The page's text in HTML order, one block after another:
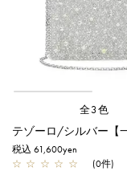
全3色
税込 61,600yen
☆ ☆ ☆ ☆ ☆ (0件)